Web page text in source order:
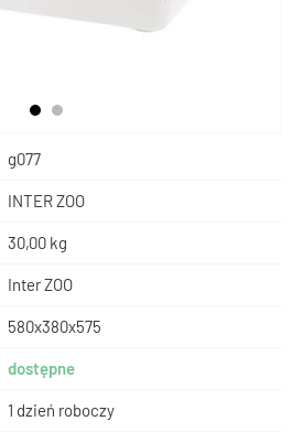
g077
INTER ZOO
30,00 kg
Inter ZOO
580x380x575
dostępne
1 dzień roboczy